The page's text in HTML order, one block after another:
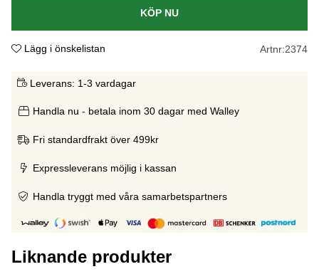
KÖP NU
Lägg i önskelistan Artnr:2374
Leverans: 1-3 vardagar
Handla nu - betala inom 30 dagar med Walley
Fri standardfrakt över 499kr
Expressleverans möjlig i kassan
Handla tryggt med våra samarbetspartners
Liknande produkter